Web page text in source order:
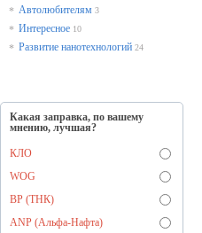
* Автолюбителям 3
* Интересное 10
* Развитие нанотехнологий 24
Какая заправка, по вашему
мнению, лучшая?
КЛО
WOG
BP (ТНК)
ANP (Альфа-Нафта)